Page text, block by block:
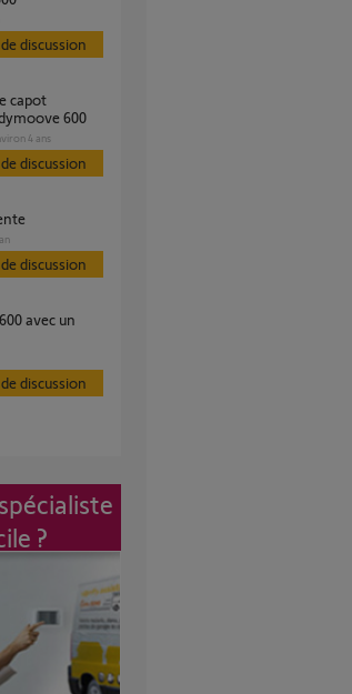
discussion
600
4 ans
discussion
discussion
discussion
?